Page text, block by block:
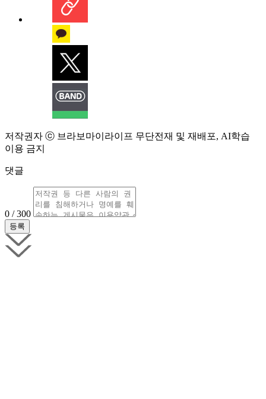
저작권자 ⓒ 브라보마이라이프 무단전재 및 재배포, AI학습
이용 금지
댓글
0 / 300